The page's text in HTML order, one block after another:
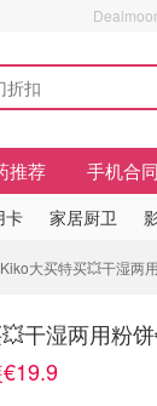
推荐 手机合同
卡 家居厨卫
大买特买💥干湿两
干湿两用粉